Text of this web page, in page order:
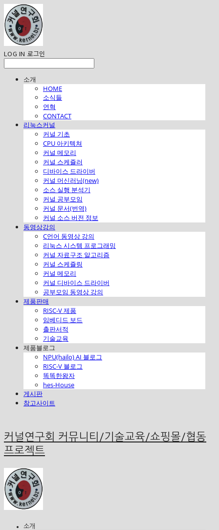
LOG IN 로그인
소개
HOME
소식들
연혁
CONTACT
리눅스커널
커널 기초
CPU 아키텍쳐
커널 메모리
커널 스케쥴러
디바이스 드라이버
커널 머신러닝(new)
소스 실행 분석기
커널 공부모임
커널 문서(번역)
커널 소스 버전 정보
동영상강의
C언어 동영상 강의
리눅스 시스템 프로그래밍
커널 자료구조 알고리즘
커널 스케쥴링
커널 메모리
커널 디바이스 드라이버
공부모임 동영상 강의
제품판매
RISC-V 제품
임베디드 보드
출판서적
기술교육
제품블로그
NPU(hailo) AI 블로그
RISC-V 블로그
똑똑한왕자
hes-House
게시판
참고사이트
커널연구회 커뮤니티/기술교육/쇼핑몰/협동
프로젝트
소개